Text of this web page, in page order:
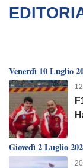
Venerdì 10 Luglio
Giovedì 2 Luglio